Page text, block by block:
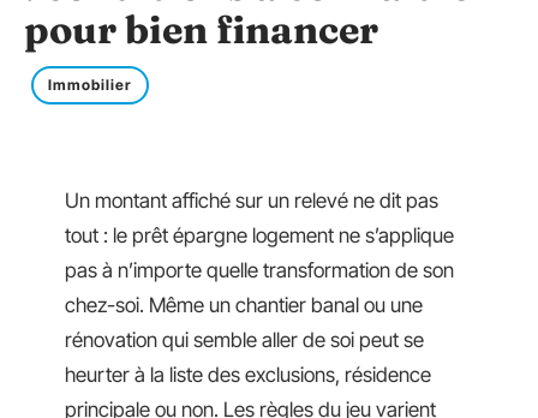
pour bien financer
Immobilier
Un montant affiché sur un relevé ne dit pas
tout : le prêt épargne logement ne s’applique
pas à n’importe quelle transformation de son
chez-soi. Même un chantier banal ou une
rénovation qui semble aller de soi peut se
heurter à la liste des exclusions, résidence
principale ou non. Les règles du jeu varient